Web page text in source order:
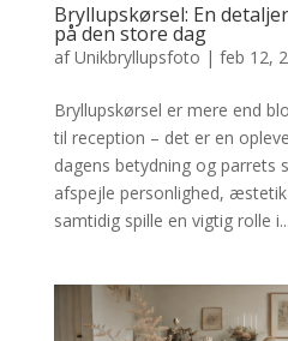
Bryllupskørsel: En
på den store dag
afUnikbryllupsfoto | feb 12,
Bryllupskørsel er mere end
til reception – det er en
dagens betydning og parrets
afspejle personlighed,
samtidig spille en vigtig rolle i...